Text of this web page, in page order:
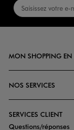
MON SHOPPING EN
NOS SERVICES
SERVICES CLIENT
Questions/réponses